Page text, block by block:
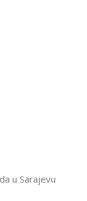
u Sarajevu